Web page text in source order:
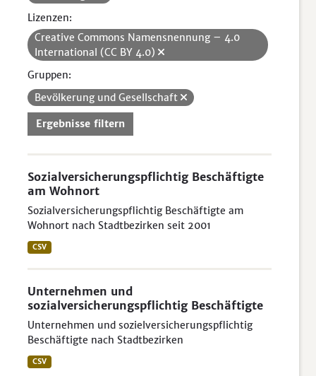
Lizenzen:
Creative Commons Namensnennung – 4.0
International (CC BY 4.0)
Gruppen:
Bevölkerung und Gesellschaft
Ergebnisse filtern
Sozialversicherungspflichtig Beschäftigte
am Wohnort
Sozialversicherungspflichtig Beschäftigte am
Wohnort nach Stadtbezirken seit 2001
CSV
Unternehmen und
sozialversicherungspflichtig Beschäftigte
Unternehmen und sozielversicherungspflichtig
Beschäftigte nach Stadtbezirken
CSV